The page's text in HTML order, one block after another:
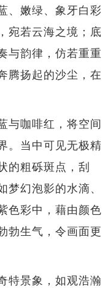
、嫩绿、象牙白彩
宛若云海之境；底
与韵律，仿若重重
腾扬起的沙尘，在
与咖啡红，将空间
。当中可见无极精
的粗砾斑点，刮
幻泡影的水滴、
色彩中，藉由颜色
勃生气，令画面更
特景象，如观浩瀚